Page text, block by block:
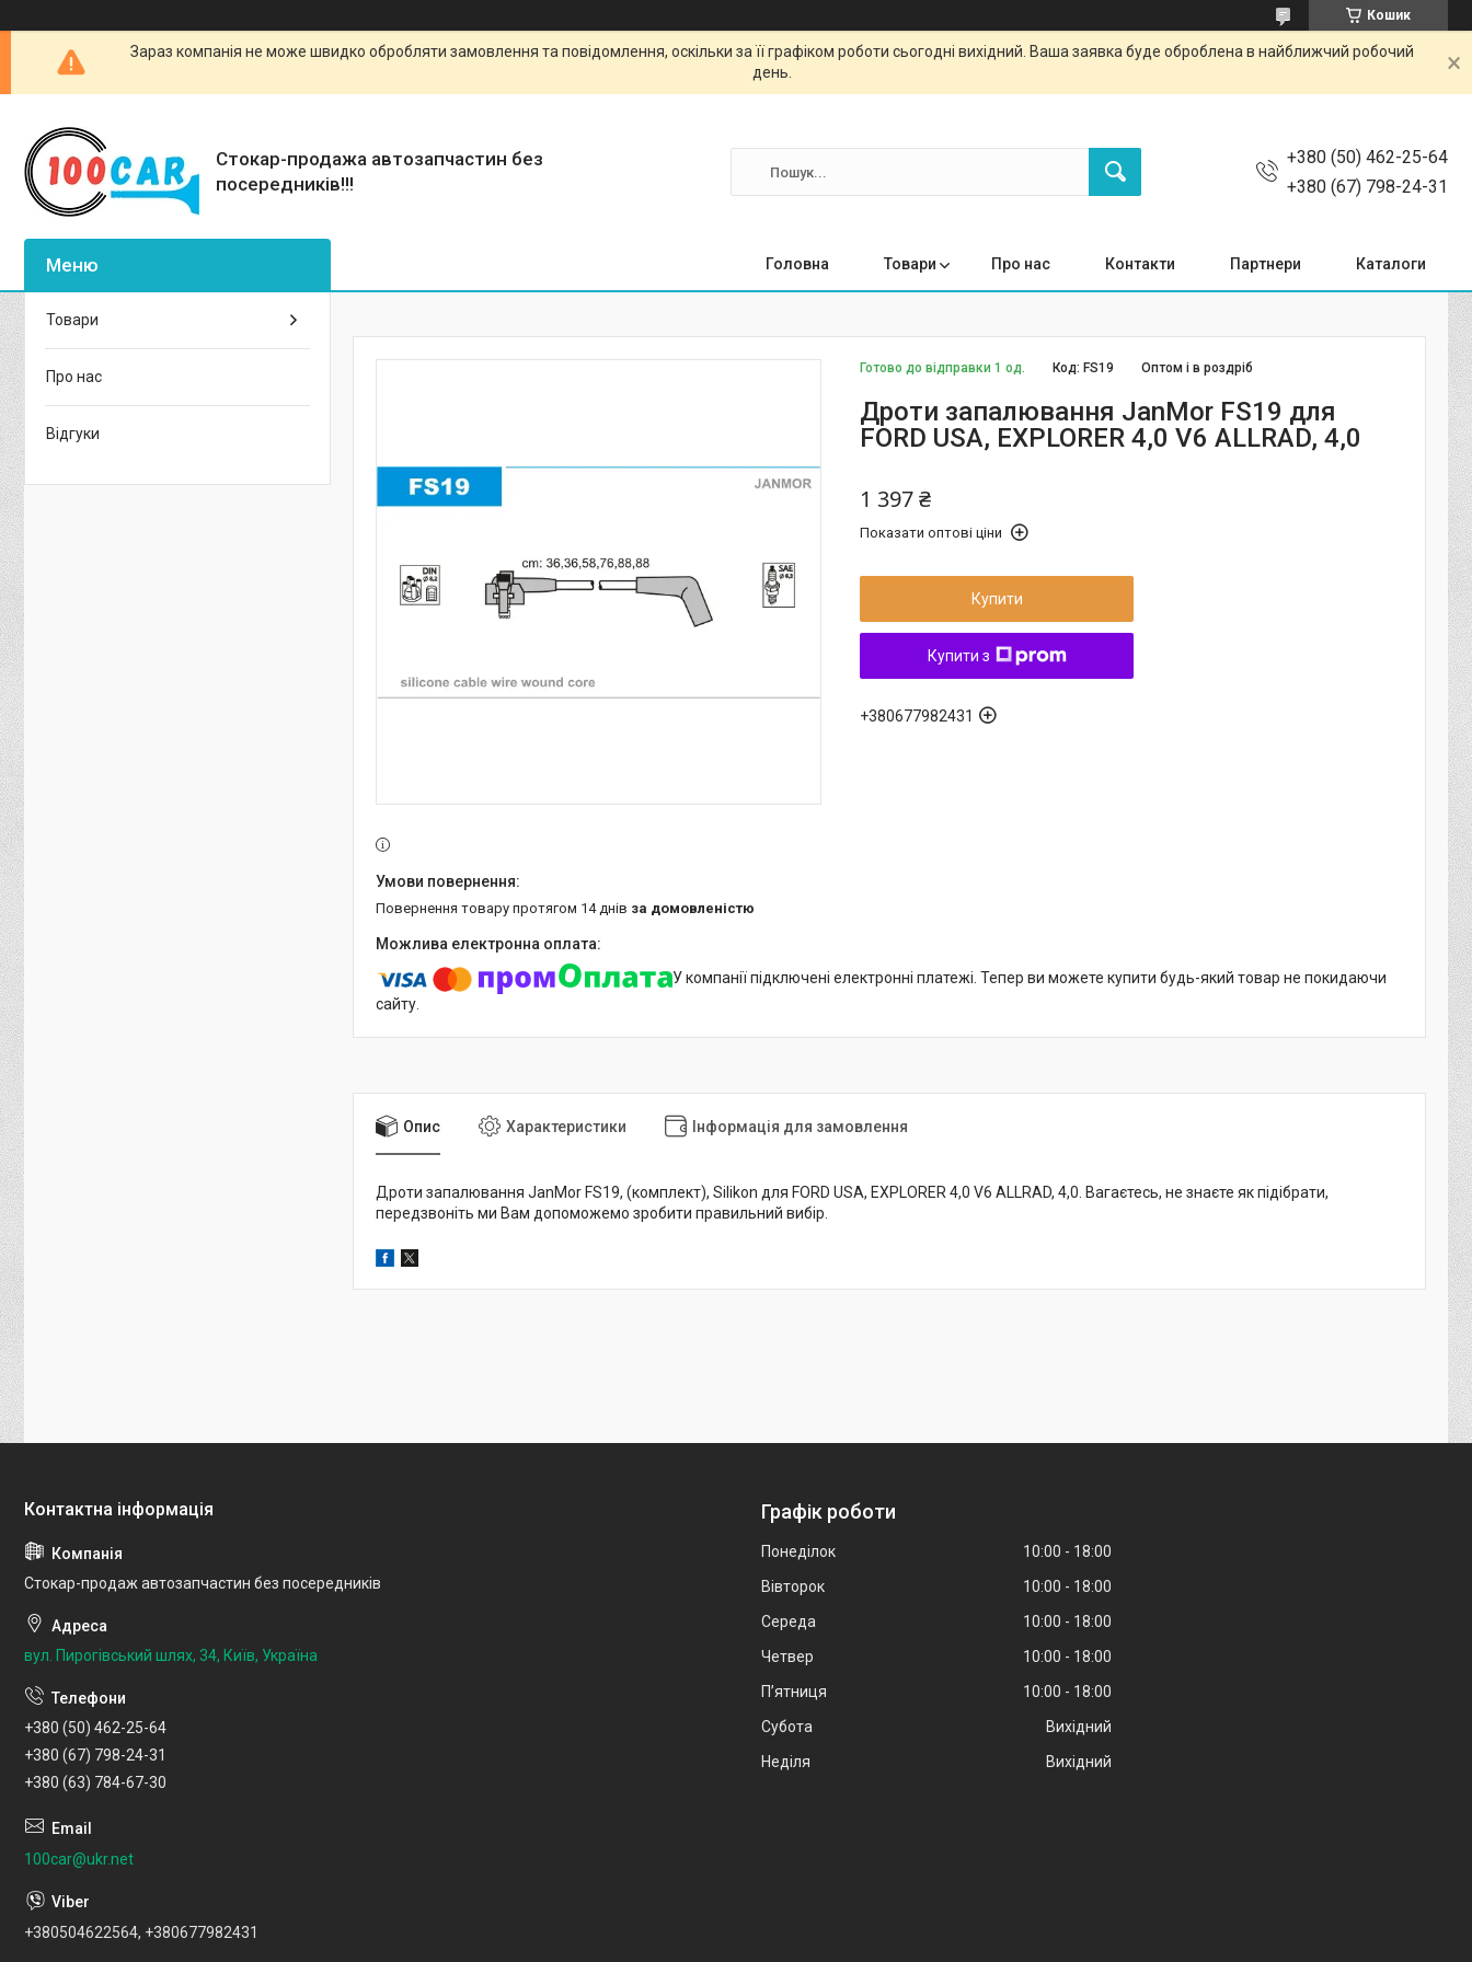
Кошик
Зараз компанія не може швидко обробляти замовлення та повідомлення, оскільки за її графіком роботи сьогодні вихідний. Ваша заявка буде оброблена в найближчий робочий
день.
Стокар-продажа автозапчастин без
посередників!!!
+380 (50) 462-25-64
+380 (67) 798-24-31
Головна Товари Про нас Контакти Партнери Каталоги
Готово до відправки 1 од. Оптом і в роздріб
Код: FS19
Дроти запалювання JanMor FS19 для
FORD USA, EXPLORER 4,0 V6 ALLRAD, 4,0
1 397 ₴
Показати оптові ціни
Купити
Купити з
+380677982431
повернення товару протягом 14 днів за домовленістю
У компанії підключені електронні платежі. Тепер ви можете купити будь-який товар не покидаючи
сайту.
Опис Характеристики Інформація для замовлення
Дроти запалювання JanMor FS19, (комплект), Silikon для FORD USA, EXPLORER 4,0 V6 ALLRAD, 4,0. Вагаєтесь, не знаєте як підібрати,
передзвоніть ми Вам допоможемо зробити правильний вибір.
Товари
Про нас
Відгуки
Стокар-продаж автозапчастин без посередників
вул. Пирогівський шлях, 34, Київ, Україна
+380 (50) 462-25-64
+380 (67) 798-24-31
+380 (63) 784-67-30
100car@ukr.net
+380504622564, +380677982431
Графік роботи
Понеділок 10:00
18:00
Вівторок
10:00
18:00
Середа
10:00
18:00
Четвер
10:00
18:00
Пʼятниця
10:00
18:00
Субота
Вихідний
Неділя
Вихідний